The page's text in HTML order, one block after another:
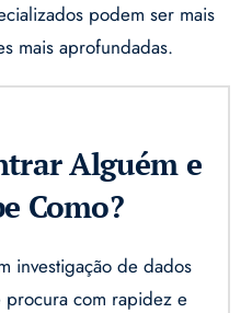
podem ser mais
mais aprofundadas.
Alguém e
Como?
investigação de dados
procura com rapidez e